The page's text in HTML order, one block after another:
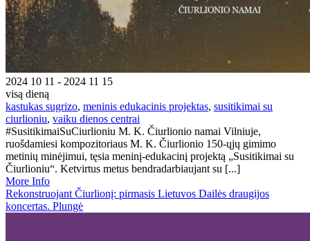
2024 10 11 - 2024 11 15
visą dieną
kastukas sugrizo, meninis edukacinis projektas, susitikimai su
ciurlioniu, vaiku dienos centrai
#SusitikimaiSuCiurlioniu M. K. Čiurlionio namai Vilniuje,
ruošdamiesi kompozitoriaus M. K. Čiurlionio 150-ųjų gimimo
metinių minėjimui, tęsia meninį-edukacinį projektą „Susitikimai su
Čiurlioniu“. Ketvirtus metus bendradarbiaujant su [...]
More Info
Rekonstruojant Čiurlionį: pirmasis Lietuvos Dailės draugijos
koncertas. Plungė